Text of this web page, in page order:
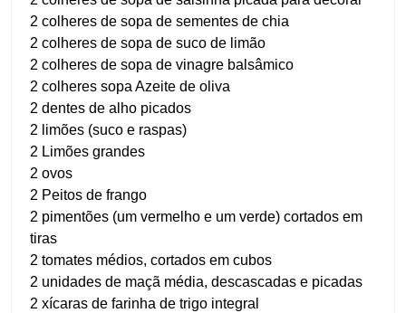
2 colheres de sopa de sementes de chia
2 colheres de sopa de suco de limão
2 colheres de sopa de vinagre balsâmico
2 colheres sopa Azeite de oliva
2 dentes de alho picados
2 limões (suco e raspas)
2 Limões grandes
2 ovos
2 Peitos de frango
2 pimentões (um vermelho e um verde) cortados em
tiras
2 tomates médios, cortados em cubos
2 unidades de maçã média, descascadas e picadas
2 xícaras de farinha de trigo integral